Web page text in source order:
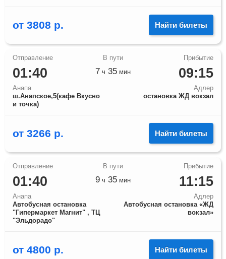
от 3808 р. Найти билеты
01:40
Анапа
ш.Анапское,5(кафе Вкусно
и точка)
09:15
Адлер
остановка ЖД вокзал
7 ч 35 мин
от 3266 р. Найти билеты
01:40
Анапа
Автобусная остановка
"Гипермаркет Магнит" , ТЦ
"Эльдорадо"
11:15
Адлер
Автобусная остановка «ЖД
вокзал»
9 ч 35 мин
от 4800 р. Найти билеты